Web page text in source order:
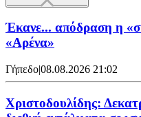
Έκανε... απόδραση η
«Αρένα»
Γήπεδο|08.08.2026 21:02
Χριστοδουλίδης: